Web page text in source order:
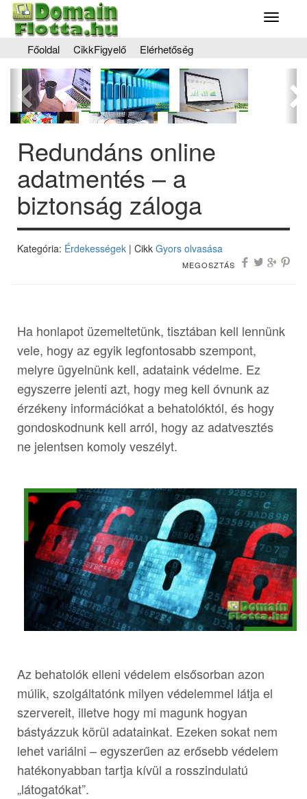
Toggle
Főoldal CikkFigyelő Elérhetőség
Előző
Redundáns online
adatmentés – a
biztonság záloga
Kategória: Érdekességek | Cikk Gyors olvasása
MEGOSZTÁS
Ha honlapot üzemeltetünk, tisztában kell lennünk
vele, hogy az egyik legfontosabb szempont,
melyre ügyelnünk kell, adataink védelme. Ez
egyszerre jelenti azt, hogy meg kell óvnunk az
érzékeny információkat a behatolóktól, és hogy
gondoskodnunk kell arról, hogy az adatvesztés
ne jelentsen komoly veszélyt.
Az behatolók elleni védelem elsősorban azon
múlik, szolgáltatónk milyen védelemmel látja el
szervereit, illetve hogy mi magunk hogyan
bástyázzuk körül adatainkat. Ezeken sokat nem
lehet variálni – egyszerűen az erősebb védelem
hatékonyabban tartja kívül a rosszindulatú
„látogatókat”.